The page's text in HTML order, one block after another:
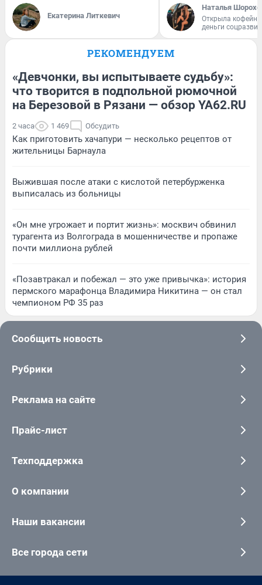
Екатерина Литкевич
Наталья
Открыла
деньги
РЕКОМЕНДУЕМ
«Девчонки, вы испытываете судьбу»:
что творится в подпольной рюмочной
на Березовой в Рязани — обзор YA62.RU
2 часа 1 469 Обсудить
Как приготовить хачапури — несколько рецептов от
жительницы Барнаула
Выжившая после атаки с кислотой петербурженка
выписалась из больницы
«Он мне угрожает и портит жизнь»: москвич обвинил
турагента из Волгограда в мошенничестве и пропаже
почти миллиона рублей
«Позавтракал и побежал — это уже привычка»: история
пермского марафонца Владимира Никитина — он стал
чемпионом РФ 35 раз
Сообщить новость
Рубрики
Реклама на сайте
Прайс-лист
Техподдержка
О компании
Наши вакансии
Все города сети